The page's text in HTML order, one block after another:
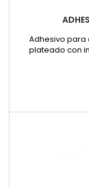
Adhesivo para
plateado con